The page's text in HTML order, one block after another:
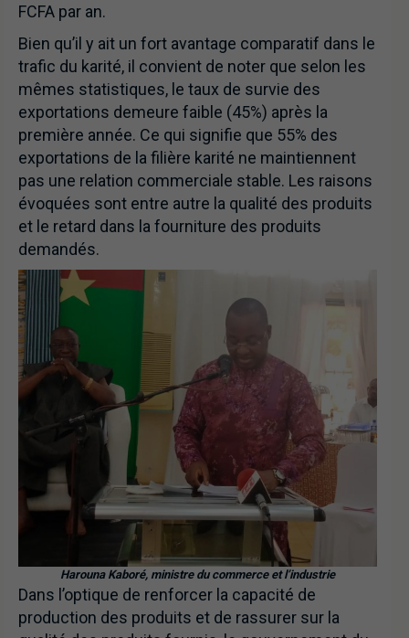
FCFA par an.
Bien qu’il y ait un fort avantage comparatif dans le
trafic du karité, il convient de noter que selon les
mêmes statistiques, le taux de survie des
exportations demeure faible (45%) après la
première année. Ce qui signifie que 55% des
exportations de la filière karité ne maintiennent
pas une relation commerciale stable. Les raisons
évoquées sont entre autre la qualité des produits
et le retard dans la fourniture des produits
demandés.
Harouna Kaboré, ministre du commerce et l’industrie
Dans l’optique de renforcer la capacité de
production des produits et de rassurer sur la